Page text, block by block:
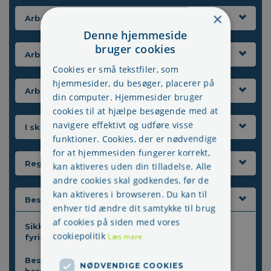
Arbejdsgiverens ansvar
Arbejdsmiljøgruppen
Arbejdsmiljørepræsentant
I skal I AMO følgende
Regelsættet
Beskyttelse af arbejdsmiljørepræsentant
Sikkerhedsrepræsentanter er beskyttet ved
fyring
Beskyttelse af arbejdsmiljørepræsentanten -
×
Denne hjemmeside
bruger cookies
Cookies er små tekstfiler, som
hjemmesider, du besøger, placerer på
din computer. Hjemmesider bruger
cookies til at hjælpe besøgende med at
navigere effektivt og udføre visse
funktioner. Cookies, der er nødvendige
for at hjemmesiden fungerer korrekt,
kan aktiveres uden din tilladelse. Alle
andre cookies skal godkendes, før de
kan aktiveres i browseren. Du kan til
enhver tid ændre dit samtykke til brug
af cookies på siden med vores
cookiepolitik Læs mere
NØDVENDIGE COOKIES